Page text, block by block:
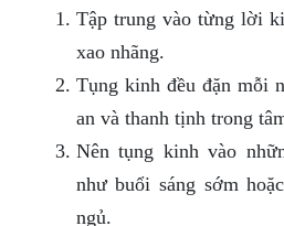
Tập trung vào từng lời
xao nhãng.
Tụng kinh đều đặn mỗi
an và thanh tịnh trong
Nên tụng kinh vào
như buổi sáng sớm
ngủ.